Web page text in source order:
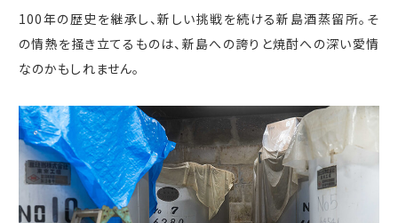
100年の歴史を継承し、新しい挑戦を続ける新島酒蒸留所。そ
の情熱を掻き立てるものは、新島への誇りと焼酎への深い愛情
なのかもしれません。